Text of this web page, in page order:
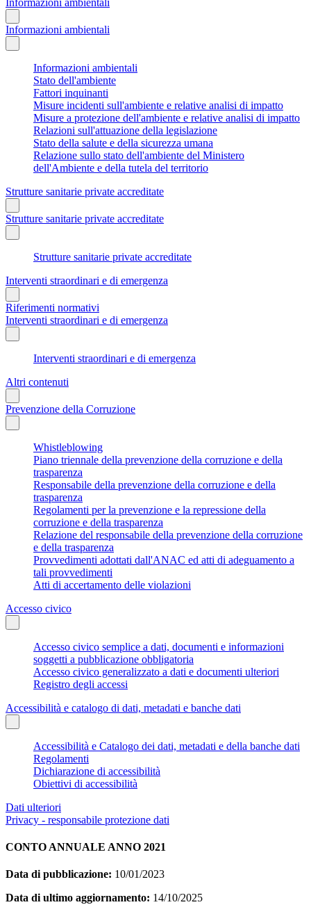
Informazioni ambientali
Informazioni ambientali
Stato dell'ambiente
Fattori inquinanti
Misure incidenti sull'ambiente e relative analisi di impatto
Misure a protezione dell'ambiente e relative analisi di impatto
Relazioni sull'attuazione della legislazione
Stato della salute e della sicurezza umana
Relazione sullo stato dell'ambiente del Ministero
dell'Ambiente e della tutela del territorio
Strutture sanitarie private accreditate
Strutture sanitarie private accreditate
Strutture sanitarie private accreditate
Interventi straordinari e di emergenza
Riferimenti normativi
Interventi straordinari e di emergenza
Interventi straordinari e di emergenza
Altri contenuti
Prevenzione della Corruzione
Whistleblowing
Piano triennale della prevenzione della corruzione e della
trasparenza
Responsabile della prevenzione della corruzione e della
trasparenza
Regolamenti per la prevenzione e la repressione della
corruzione e della trasparenza
Relazione del responsabile della prevenzione della corruzione
e della trasparenza
Provvedimenti adottati dall'ANAC ed atti di adeguamento a
tali provvedimenti
Atti di accertamento delle violazioni
Accesso civico
Accesso civico semplice a dati, documenti e informazioni
soggetti a pubblicazione obbligatoria
Accesso civico generalizzato a dati e documenti ulteriori
Registro degli accessi
Accessibilità e catalogo di dati, metadati e banche dati
Accessibilità e Catalogo dei dati, metadati e della banche dati
Regolamenti
Dichiarazione di accessibilità
Obiettivi di accessibilità
Dati ulteriori
Privacy - responsabile protezione dati
CONTO ANNUALE ANNO 2021
Data di pubblicazione: 10/01/2023
Data di ultimo aggiornamento: 14/10/2025